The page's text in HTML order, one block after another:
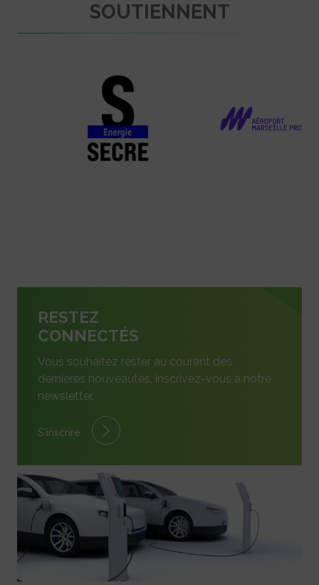
SOUTIENNENT
RESTEZ
CONNECTÉS
Vous souhaitez rester au courant des
dernières nouveautés, inscrivez-vous à notre
newsletter.
S'inscrire